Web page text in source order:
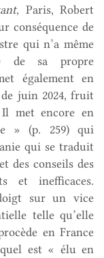
, Paris, Robert
conséquence de
qui n’a même
de sa propre
également en
juin 2024, fruit
met encore en
» (p. 259) qui
qui se traduit
des conseils des
et inefficaces.
sur un vice
telle qu’elle
en France
est « élu en